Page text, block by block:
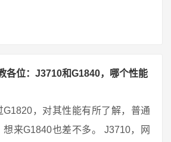
各位：J3710和G1840，哪个性能
G1820，对其性能有所了解，普通
想来G1840也差不多。 J3710，网